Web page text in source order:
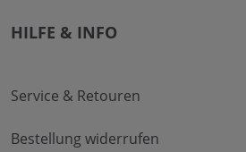
HILFE & INFO
Service & Retouren
Bestellung widerrufen